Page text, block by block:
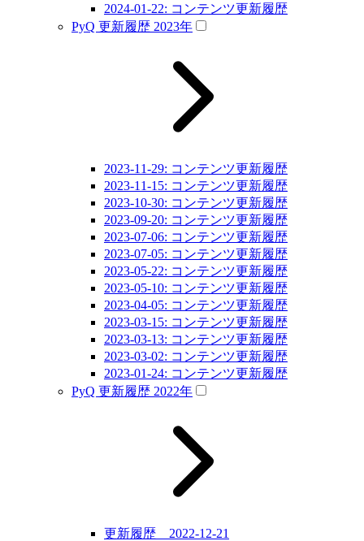
2024-01-22: コンテンツ更新履歴
PyQ 更新履歴 2023年
2023-11-29: コンテンツ更新履歴
2023-11-15: コンテンツ更新履歴
2023-10-30: コンテンツ更新履歴
2023-09-20: コンテンツ更新履歴
2023-07-06: コンテンツ更新履歴
2023-07-05: コンテンツ更新履歴
2023-05-22: コンテンツ更新履歴
2023-05-10: コンテンツ更新履歴
2023-04-05: コンテンツ更新履歴
2023-03-15: コンテンツ更新履歴
2023-03-13: コンテンツ更新履歴
2023-03-02: コンテンツ更新履歴
2023-01-24: コンテンツ更新履歴
PyQ 更新履歴 2022年
更新履歴 2022-12-21